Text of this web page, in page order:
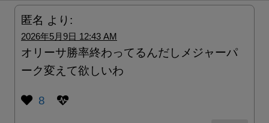
匿名 より:
2026年5月9日 12:43 AM
オリーサ勝率終わってるんだしメジャーパ
ーク変えて欲しいわ
8